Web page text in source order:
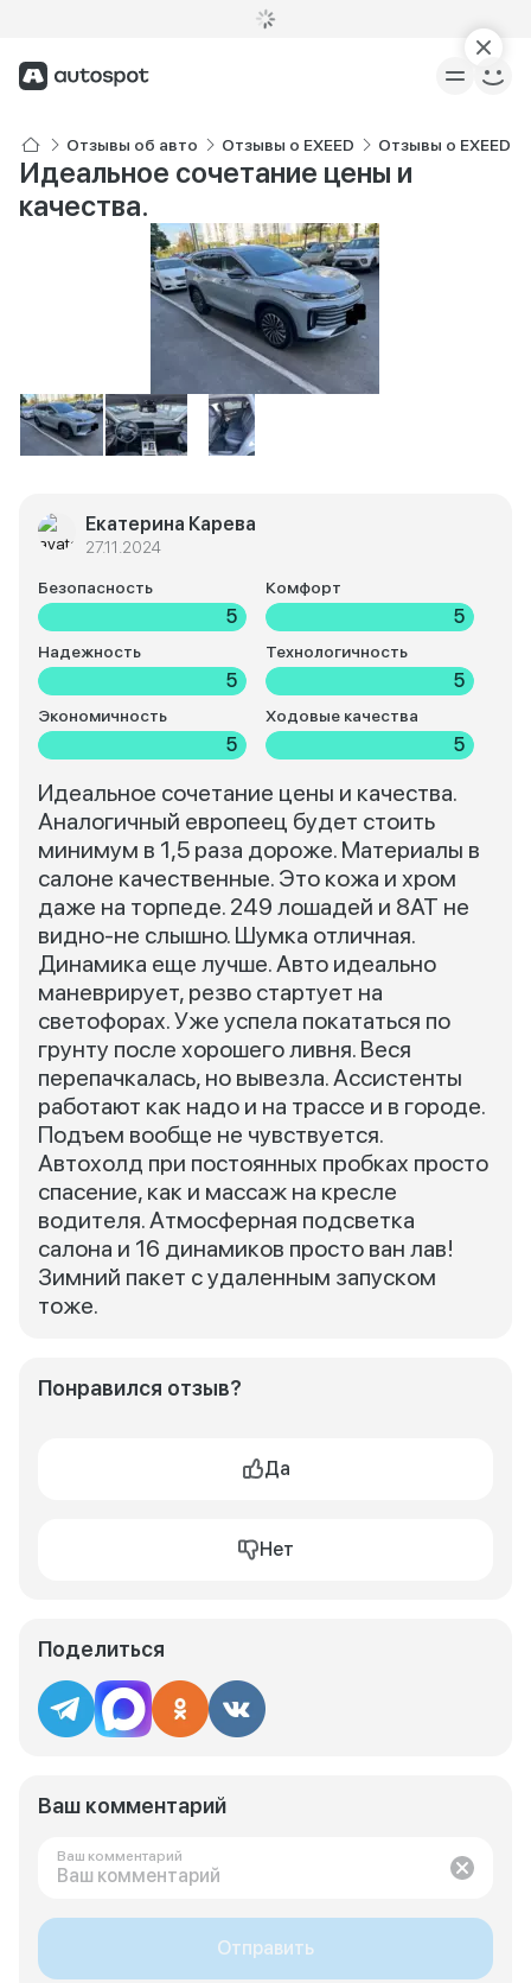
Отзывы об авто Отзывы о EXEED Отзывы о EXEED
Идеальное сочетание цены и
качества.
Екатерина Карева
27.11.2024
Безопасность
5
Комфорт
5
Надежность
5
Технологичность
5
Экономичность
5
Ходовые качества
5
Идеальное сочетание цены и качества.
Аналогичный европеец будет стоить
минимум в 1,5 раза дороже. Материалы в
салоне качественные. Это кожа и хром
даже на торпеде. 249 лошадей и 8АТ не
видно-не слышно. Шумка отличная.
Динамика еще лучше. Авто идеально
маневрирует, резво стартует на
светофорах. Уже успела покататься по
грунту после хорошего ливня. Веся
перепачкалась, но вывезла. Ассистенты
работают как надо и на трассе и в городе.
Подъем вообще не чувствуется.
Автохолд при постоянных пробках просто
спасение, как и массаж на кресле
водителя. Атмосферная подсветка
салона и 16 динамиков просто ван лав!
Зимний пакет с удаленным запуском
тоже.
Понравился отзыв?
Да
Нет
Поделиться
Ваш комментарий
Ваш комментарий
Отправить